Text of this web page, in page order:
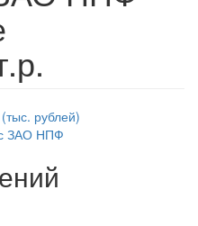
рублей)
ЗАО НПФ